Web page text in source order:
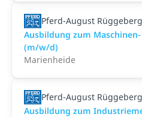
Pferd-August Rüggeberg
Ausbildung zum
(m/w/d)
Marienheide
Pferd-August Rüggeberg
Ausbildung zum